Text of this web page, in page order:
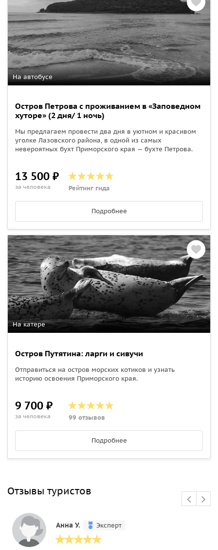
На автобусе
Остров Петрова с проживанием в «Заповедном
хуторе» (2 дня/ 1 ночь)
Мы предлагаем провести два дня в уютном и красивом
уголке Лазовского района, в одной из самых
невероятных бухт Приморского края — бухте Петрова.
13 500 ₽
за человека Рейтинг гида
Подробнее
На катере
Остров Путятина: ларги и сивучи
Отправиться на остров морских котиков и узнать
историю освоения Приморского края.
9 700 ₽
за человека 99 отзывов
Подробнее
Отзывы туристов
Анна У. Эксперт